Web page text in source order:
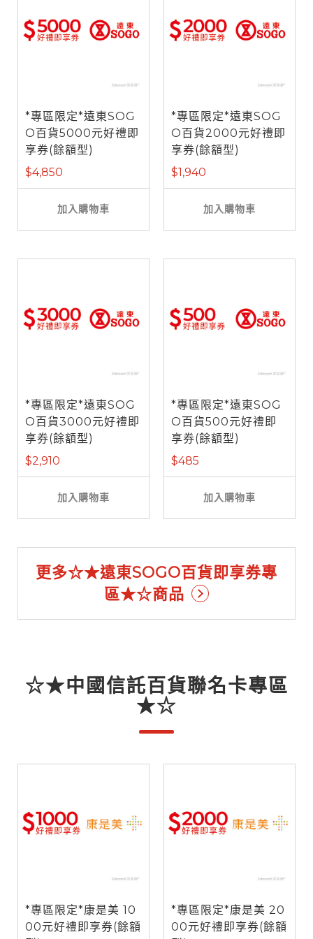
*專區限定*遠東SOG
O百貨5000元好禮即
享券(餘額型)
$4,850
加入購物車
*專區限定*遠東SOG
O百貨2000元好禮即
享券(餘額型)
$1,940
加入購物車
*專區限定*遠東SOG
O百貨3000元好禮即
享券(餘額型)
$2,910
加入購物車
*專區限定*遠東SOG
O百貨500元好禮即
享券(餘額型)
$485
加入購物車
更多☆★遠東SOGO百貨即享券專
區★☆商品
☆★中國信託百貨聯名卡專區
★☆
*專區限定*康是美 10
00元好禮即享券(餘額
*專區限定*康是美 20
00元好禮即享券(餘額